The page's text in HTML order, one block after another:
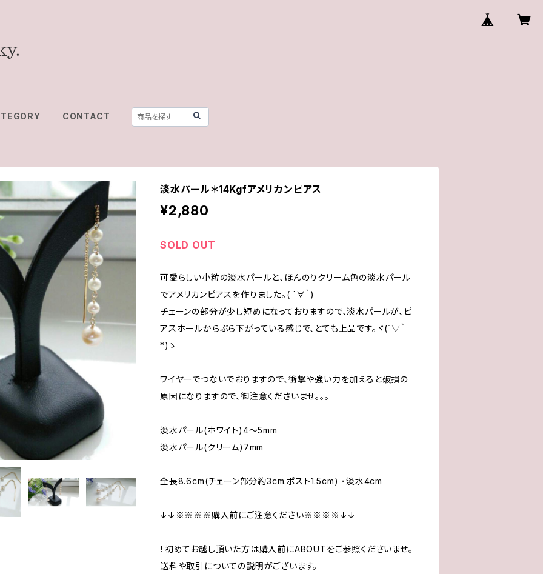
CONTACT
淡水パール＊14Kgfアメリカンピアス
¥2,880
SOLD OUT
可愛らしい小粒の淡水パールと、ほんのりクリーム色の淡水パール
でアメリカンピアスを作りました。( ´∀｀)
チェーンの部分が少し短めになっておりますので、淡水パールが、ピ
アスホールからぶら下がっている感じで、とても上品です。ヾ(´▽｀
*)ゝ
ワイヤーでつないでおりますので、衝撃や強い力を加えると破損の
原因になりますので、御注意くださいませ。。。
淡水パール(ホワイト)4～5mm
淡水パール(クリーム)7mm
全長8.6cm(チェーン部分約3cm.ポスト1.5cm) ･淡水4cm
↓↓※※※※購入前にご注意ください※※※※↓↓
！初めてお越し頂いた方は購入前にABOUTをご参照くださいませ。
送料や取引についての説明がございます。